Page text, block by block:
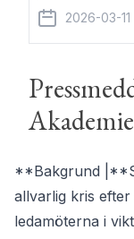
författare och
det prosalyriska
2026-03-11
**Bakgrund
allvarlig kris
ledamöterna i